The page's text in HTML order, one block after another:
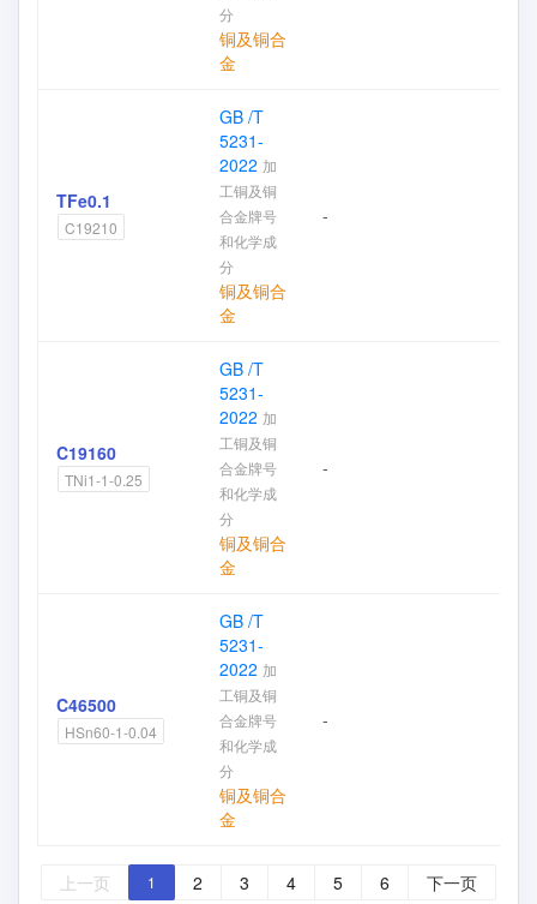
分
铜及铜合
金
TFe0.1
C19210
GB /T
5231-
2022 加
工铜及铜
合金牌号
和化学成
分
铜及铜合
金
-
C19160
TNi1-1-0.25
GB /T
5231-
2022 加
工铜及铜
合金牌号
和化学成
分
铜及铜合
金
-
C46500
HSn60-1-0.04
GB /T
5231-
2022 加
工铜及铜
合金牌号
和化学成
分
铜及铜合
金
-
上一页 1 2 3 4 5 6 下一页